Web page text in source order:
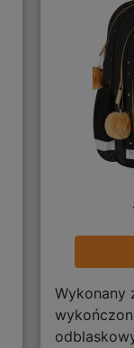
Wykonany